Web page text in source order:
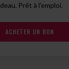
Prêt à l'emploi.
ACHETER UN BON